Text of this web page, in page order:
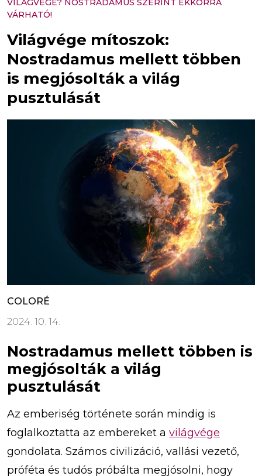
VILÁGVÉGE? NOSTRADAMUS SZERINT EKKORRA
VÁRHATÓ!
Világvége mítoszok:
Nostradamus mellett többen
is megjósolták a világ
pusztulását
COLORÉ
2024. 10. 14.
Nostradamus mellett többen is
megjósolták a világ
pusztulását
Az emberiség története során mindig is
foglalkoztatta az embereket a világvége
gondolata. Számos civilizáció, vallási vezető,
próféta és tudós próbálta megjósolni, hogy